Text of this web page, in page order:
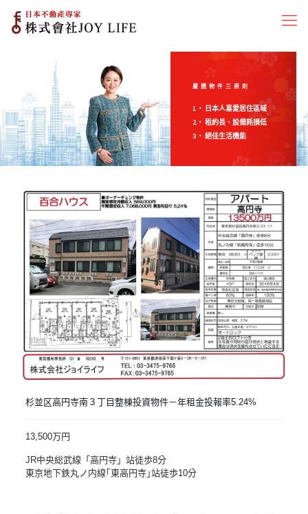
嚴選物件三原則
1‧ 日本人喜愛居住區域
2‧ 租約長、設備耗損低
3‧ 絕佳生活機能
杉並区高円寺南３丁目整棟投資物件－年租金投報率5.24%
13,500万円
JR中央総武線「高円寺」站徒歩8分
東京地下鉄丸ノ内線｢東高円寺｣站徒歩10分